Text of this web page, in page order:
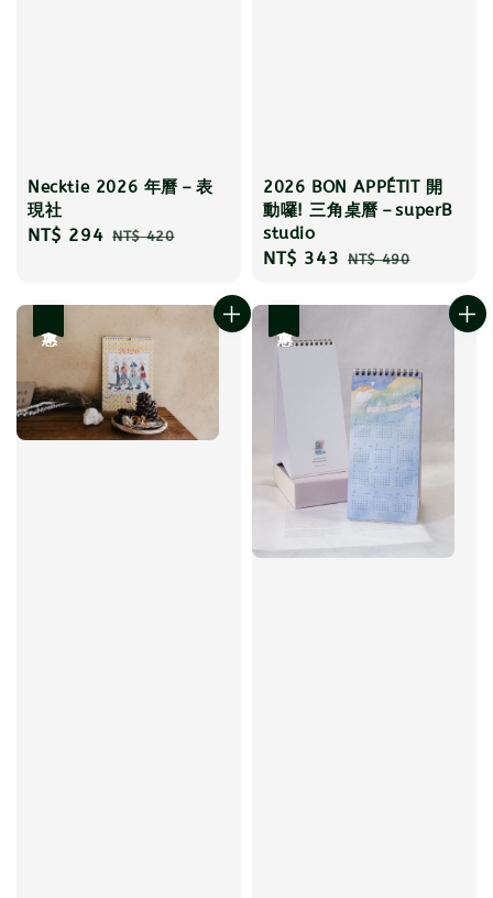
Necktie 2026 年曆－表
現社
Sale
NT$ 294 Regular
NT$ 420
2026 BON APPÉTIT 開
動囉! 三角桌曆－superB
studio
Sale
NT$ 343 Regular
NT$ 490